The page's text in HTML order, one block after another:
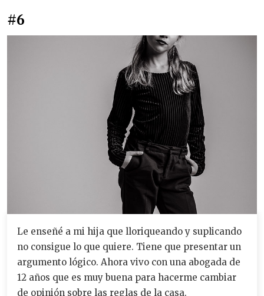
#6
Le enseñé a mi hija que lloriqueando y suplicando
no consigue lo que quiere. Tiene que presentar un
argumento lógico. Ahora vivo con una abogada de
12 años que es muy buena para hacerme cambiar
de opinión sobre las reglas de la casa.